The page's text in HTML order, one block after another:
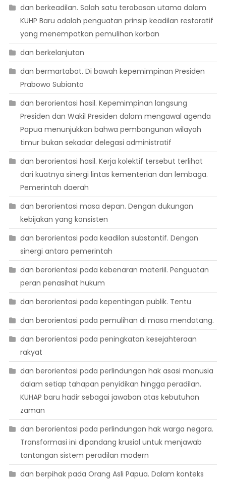
dan berkeadilan. Salah satu terobosan utama dalam
KUHP Baru adalah penguatan prinsip keadilan restoratif
yang menempatkan pemulihan korban
dan berkelanjutan
dan bermartabat. Di bawah kepemimpinan Presiden
Prabowo Subianto
dan berorientasi hasil. Kepemimpinan langsung
Presiden dan Wakil Presiden dalam mengawal agenda
Papua menunjukkan bahwa pembangunan wilayah
timur bukan sekadar delegasi administratif
dan berorientasi hasil. Kerja kolektif tersebut terlihat
dari kuatnya sinergi lintas kementerian dan lembaga.
Pemerintah daerah
dan berorientasi masa depan. Dengan dukungan
kebijakan yang konsisten
dan berorientasi pada keadilan substantif. Dengan
sinergi antara pemerintah
dan berorientasi pada kebenaran materiil. Penguatan
peran penasihat hukum
dan berorientasi pada kepentingan publik. Tentu
dan berorientasi pada pemulihan di masa mendatang.
dan berorientasi pada peningkatan kesejahteraan
rakyat
dan berorientasi pada perlindungan hak asasi manusia
dalam setiap tahapan penyidikan hingga peradilan.
KUHAP baru hadir sebagai jawaban atas kebutuhan
zaman
dan berorientasi pada perlindungan hak warga negara.
Transformasi ini dipandang krusial untuk menjawab
tantangan sistem peradilan modern
dan berpihak pada Orang Asli Papua. Dalam konteks